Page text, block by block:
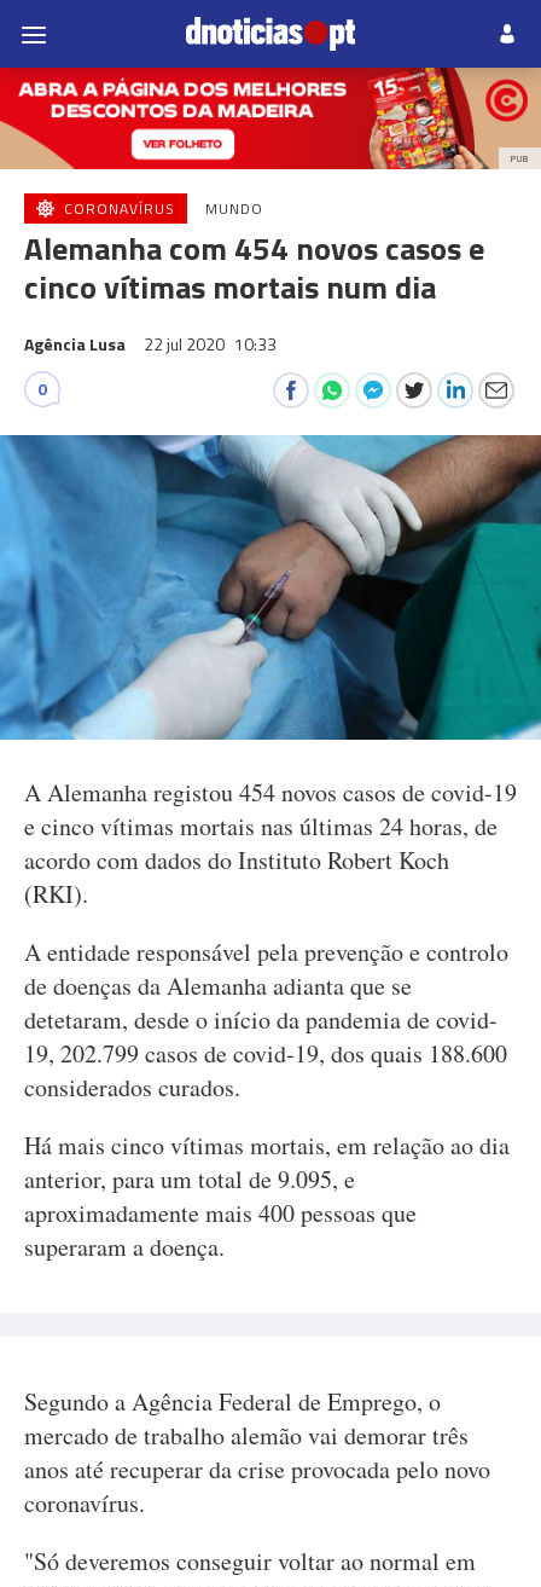
PUB
CORONAVÍRUS MUNDO
Alemanha com 454 novos casos e
cinco vítimas mortais num dia
Agência Lusa 22 jul 2020 10:33
0
A Alemanha registou 454 novos casos de covid-19
e cinco vítimas mortais nas últimas 24 horas, de
acordo com dados do Instituto Robert Koch
(RKI).
A entidade responsável pela prevenção e controlo
de doenças da Alemanha adianta que se
detetaram, desde o início da pandemia de covid-
19, 202.799 casos de covid-19, dos quais 188.600
considerados curados.
Há mais cinco vítimas mortais, em relação ao dia
anterior, para um total de 9.095, e
aproximadamente mais 400 pessoas que
superaram a doença.
Segundo a Agência Federal de Emprego, o
mercado de trabalho alemão vai demorar três
anos até recuperar da crise provocada pelo novo
coronavírus.
"Só deveremos conseguir voltar ao normal em